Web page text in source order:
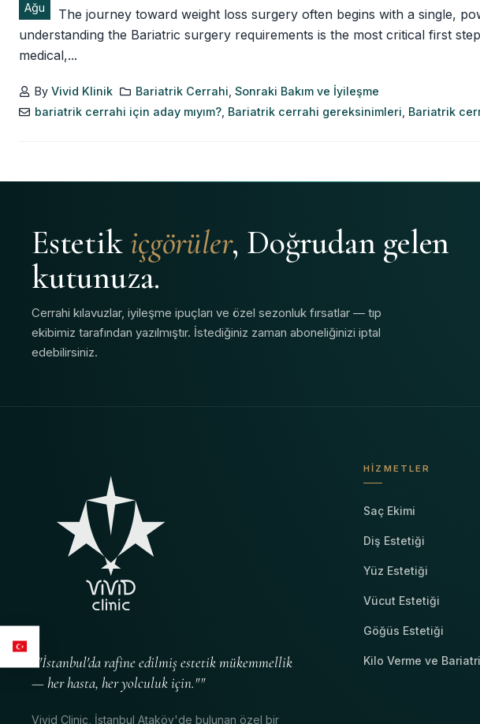
Ağu
The journey toward weight loss surgery often begins with a single,
understanding the Bariatric surgery requirements is the most critical first
medical,...
ByVivid Klinik Bariatrik Cerrahi Sonraki Bakım ve İyileşme
bariatrik cerrahi için aday mıyım? Bariatrik cerrahi gereksinimleri Bariatrik
Estetikiçgörüler, Doğrudan gelen
kutunuza.
Cerrahi kılavuzlar, iyileşme ipuçları ve özel sezonluk fırsatlar — tıp
ekibimiz tarafından yazılmıştır. İstediğiniz zaman aboneliğinizi iptal
edebilirsiniz.
""İstanbul'da rafine edilmiş estetik mükemmellik
— her hasta, her yolculuk için.""
Vivid Clinic, İstanbul Ataköy'de bulunan özel bir
HIZMETLER
Saç Ekimi
Diş Estetiği
Yüz Estetiği
Vücut Estetiği
Göğüs Estetiği
Kilo Verme ve